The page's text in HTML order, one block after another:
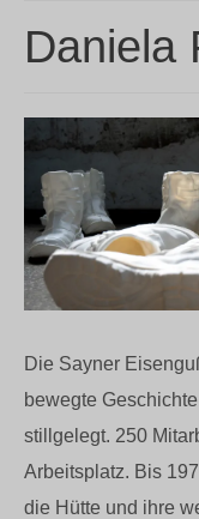
Mitglieder der
Shop
Ausstellungen
ArtShopper®
Blog
Daniela
Die Sayner
bewegte
stillgelegt. 250
Arbeitsplatz. Bis
die Hütte und ihre